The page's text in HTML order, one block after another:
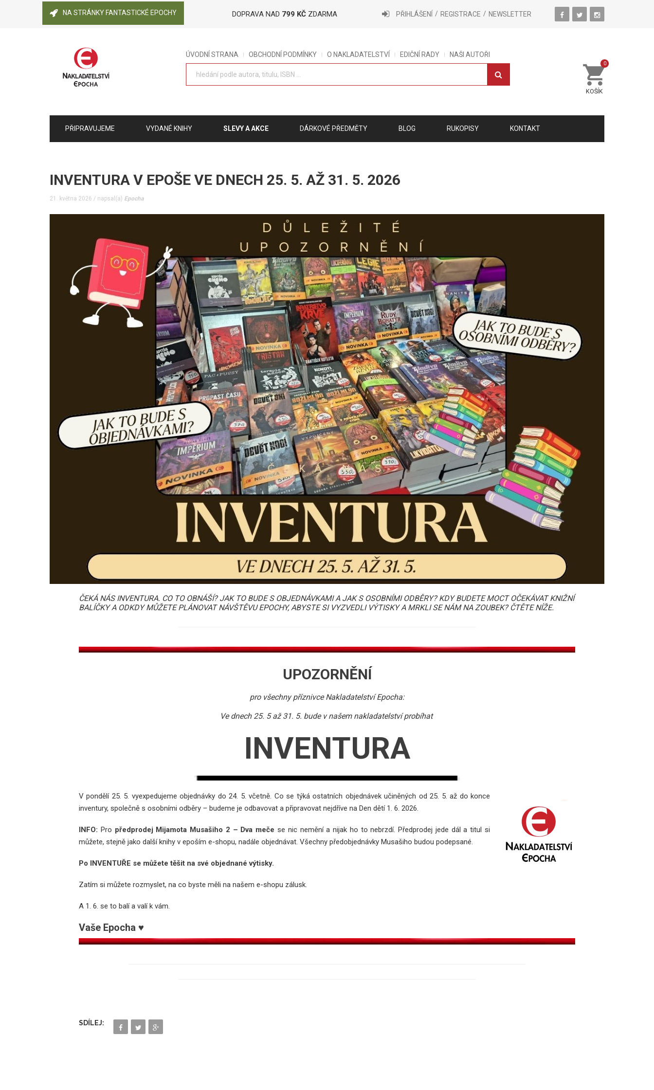
NA STRÁNKY FANTASTICKÉ EPOCHY DOPRAVA NAD 799 KČ ZDARMA PŘIHLÁŠENÍ REGISTRACE NEWSLETTER
ÚVODNÍ STRANA OBCHODNÍ PODMÍNKY O NAKLADATELSTVÍ EDIČNÍ RADY NAŠI AUTOŘI
KOŠÍK
0
PŘIPRAVUJEME VYDANÉ KNIHY SLEVY A AKCE DÁRKOVÉ PŘEDMĚTY BLOG RUKOPISY KONTAKT
INVENTURA V EPOŠE VE DNECH 25. 5. AŽ 31. 5. 2026
21. května 2026 / napsal(a) Epocha
ČEKÁ NÁS INVENTURA. CO TO OBNÁŠÍ? JAK TO BUDE S OBJEDNÁVKAMI A JAK S OSOBNÍMI ODBĚRY? KDY BUDETE MOCT OČEKÁVAT KNIŽNÍ
BALÍČKY A ODKDY MŮŽETE PLÁNOVAT NÁVŠTĚVU EPOCHY, ABYSTE SI VYZVEDLI VÝTISKY A MRKLI SE NÁM NA ZOUBEK? ČTĚTE NÍŽE.
UPOZORNĚNÍ
pro všechny příznivce Nakladatelství Epocha:
Ve dnech 25. 5 až 31. 5. bude v našem nakladatelství probíhat
INVENTURA
V pondělí 25. 5. vyexpedujeme objednávky do 24. 5. včetně. Co se týká ostatních objednávek učiněných od 25. 5. až do konce
inventury, společně s osobními odběry – budeme je odbavovat a připravovat nejdříve na Den dětí 1. 6. 2026.
INFO: Pro předprodej Mijamota Musašiho 2 – Dva meče se nic nemění a nijak ho to nebrzdí. Předprodej jede dál a titul si
můžete, stejně jako další knihy v epoším e-shopu, nadále objednávat. Všechny předobjednávky Musašiho budou podepsané.
Po INVENTUŘE se můžete těšit na své objednané výtisky.
Zatím si můžete rozmyslet, na co byste měli na našem e-shopu zálusk.
A 1. 6. se to balí a valí k vám.
Vaše Epocha ♥
SDÍLEJ: